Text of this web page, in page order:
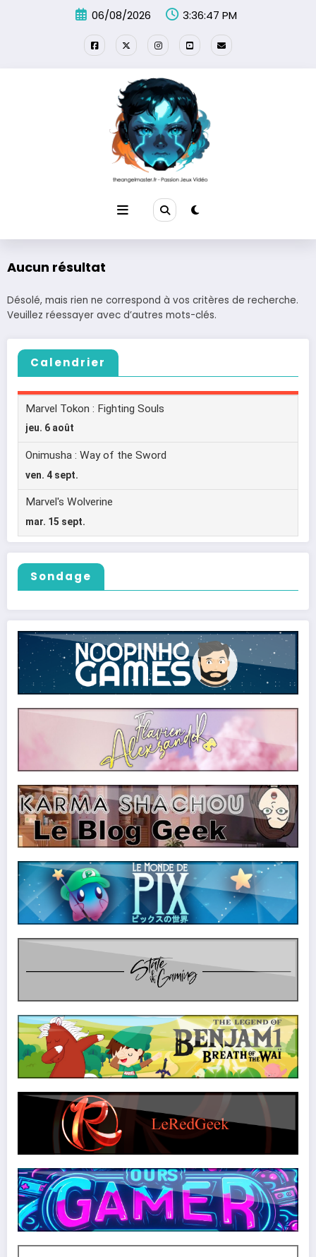
06/08/2026 3:36:47 PM
Aucun résultat
Désolé, mais rien ne correspond à vos critères de recherche.
Veuillez réessayer avec d’autres mots-clés.
Calendrier
Sondage